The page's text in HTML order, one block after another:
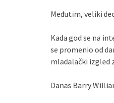
Međutim, veliki
Kada god se na
se promenio od
mladalački izgled
Danas Barry